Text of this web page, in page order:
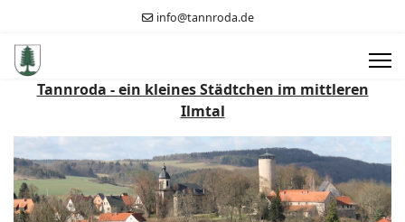
info@tannroda.de
Tannroda - ein kleines Städtchen im mittleren
Ilmtal